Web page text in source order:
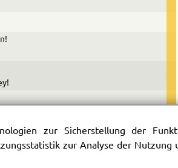
zur Sicherstellung der
zur Analyse der Nutzung